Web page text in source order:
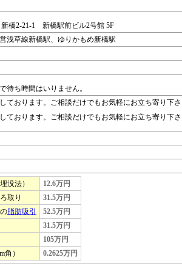
橋2-21-1 新橋駅前ビル2号館 5F
浅草線新橋駅、ゆりかもめ新橋駅
待ち時間はいりません。
ております。ご相談だけでもお気軽にお立ち寄り下さ
ております。ご相談だけでもお気軽にお立ち寄り下さ
没法）
12.6万円
取り
31.5万円
脂肪吸引
52.5万円
31.5万円
105万円
角） 0.2625万円